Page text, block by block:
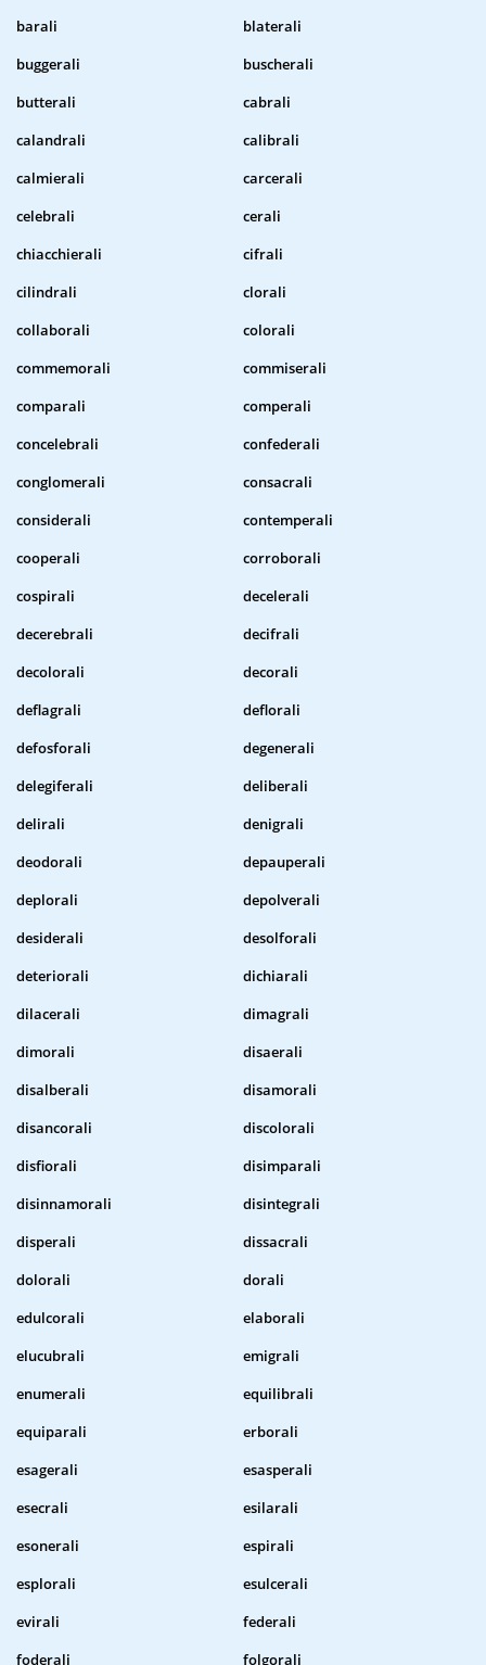
barali
blaterali
buggerali
buscherali
butterali
cabrali
calandrali
calibrali
calmierali
carcerali
celebrali
cerali
chiacchierali
cifrali
cilindrali
clorali
collaborali
colorali
commemorali
commiserali
comparali
comperali
concelebrali
confederali
conglomerali
consacrali
considerali
contemperali
cooperali
corroborali
cospirali
decelerali
decerebrali
decifrali
decolorali
decorali
deflagrali
deflorali
defosforali
degenerali
delegiferali
deliberali
delirali
denigrali
deodorali
depauperali
deplorali
depolverali
desiderali
desolforali
deteriorali
dichiarali
dilacerali
dimagrali
dimorali
disaerali
disalberali
disamorali
disancorali
discolorali
disfiorali
disimparali
disinnamorali
disintegrali
disperali
dissacrali
dolorali
dorali
edulcorali
elaborali
elucubrali
emigrali
enumerali
equilibrali
equiparali
erborali
esagerali
esasperali
esecrali
esilarali
esonerali
espirali
esplorali
esulcerali
evirali
federali
foderali
folgorali